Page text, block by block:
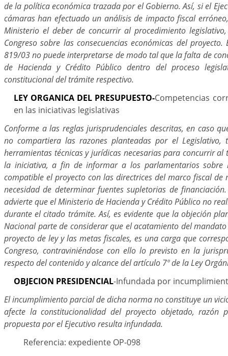
de la política económica trazada por el Gobierno. Así, si el
cámaras han efectuado un análisis de impacto fiscal
Ministerio el deber de concurrir al procedimiento
Congreso sobre las consecuencias económicas del
819/03 no puede interpretarse de modo tal que la falta de
de Hacienda y Crédito Público dentro del proceso
constitucional del trámite respectivo.
LEY ORGANICA DEL PRESUPUESTO-Competencias
en las iniciativas legislativas
Conforme a las reglas jurisprudenciales descritas, en caso
no compartiera las razones planteadas por el Legislativo,
herramientas técnicas y jurídicas necesarias para concurrir al
la iniciativa, a fin de informar a los parlamentarios sobre
compatible el proyecto con las directrices del marco fiscal de
necesidad de determinar fuentes supletorias de
advierte que el Ministerio de Hacienda y Crédito Público no
durante el citado trámite. Así, es evidente que la objeción
Nacional parte de considerar que el acatamiento del
proyecto de ley y las metas fiscales, es una carga que
Congreso, contraviniéndose con ello lo previsto en la
respecto del contenido y alcance del artículo 7º de la Ley
OBJECION PRESIDENCIAL-Infundada por
El incumplimiento parcial de dicha norma no constituye un
afecte la constitucionalidad del proyecto objetado, razón
propuesta por el Ejecutivo resulta infundada.
Referencia: expediente OP-098